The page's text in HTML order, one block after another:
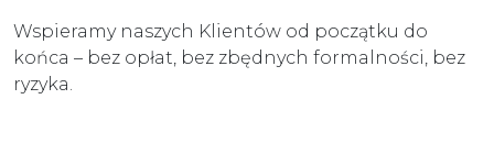
Wspieramy naszych Klientów od początku do
końca – bez opłat, bez zbędnych formalności, bez
ryzyka.